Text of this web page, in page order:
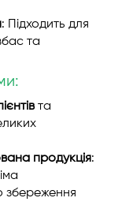
: Підходить для
та
та
продукція:
збереження